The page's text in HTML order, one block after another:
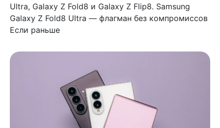
Ultra, Galaxy Z Fold8 и Galaxy Z Flip8. Samsung
Galaxy Z Fold8 Ultra — флагман без компромиссов
Если раньше